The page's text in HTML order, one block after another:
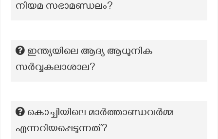
നിയമ സഭാമണ്ഡലം?
ഇന്ത്യയിലെ ആദ്യ ആധുനിക
സർവ്വകലാശാല?
കൊച്ചിയിലെ മാർത്താണ്ഡവർമ്മ
എന്നറിയപ്പെടുന്നത്?